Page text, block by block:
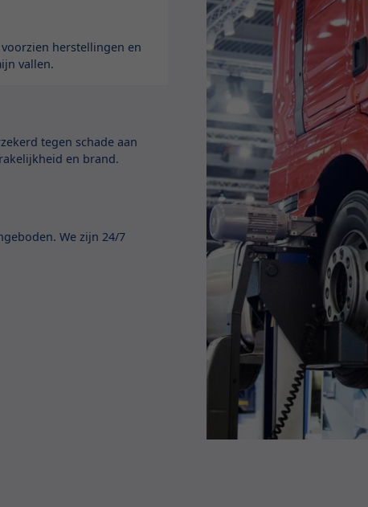
herstellingen en
vallen.
tegen schade aan
en brand.
We zijn 24/7